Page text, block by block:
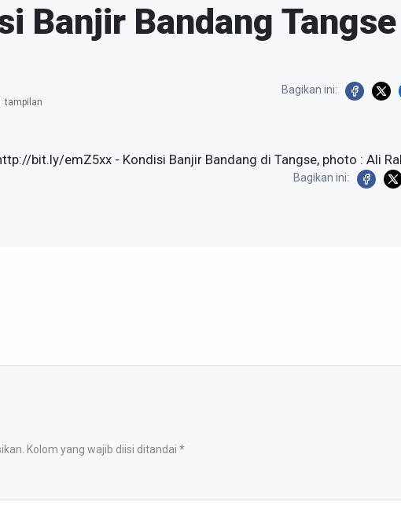
Banjir Bandang Tangse
tampilan
Bagikan ini:
bit.ly/emZ5xx - Kondisi Banjir Bandang di Tangse, photo : Ali
Bagikan ini:
Kolom yang wajib diisi ditandai *